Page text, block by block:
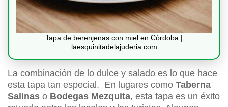
Tapa de berenjenas con miel en Córdoba |
laesquinitadelajuderia.com
La combinación de lo dulce y salado es lo que hace
esta tapa tan especial. En lugares como Taberna
Salinas o Bodegas Mezquita, esta tapa es un éxito